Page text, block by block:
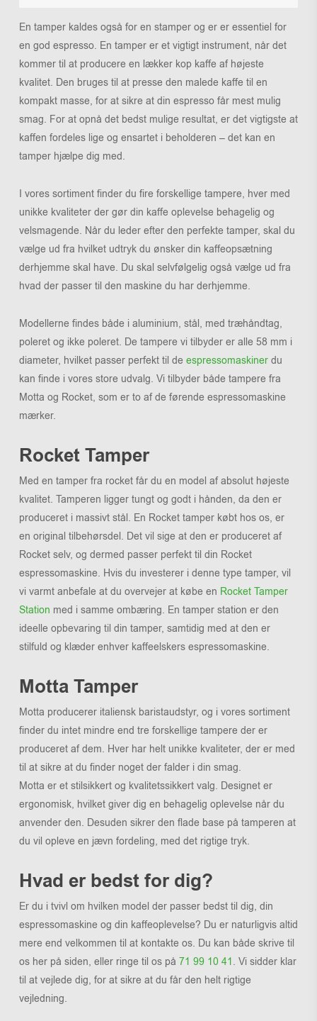
En tamper kaldes også for en stamper og er er essentiel for
en god espresso. En tamper er et vigtigt instrument, når det
kommer til at producere en lækker kop kaffe af højeste
kvalitet. Den bruges til at presse den malede kaffe til en
kompakt masse, for at sikre at din espresso får mest mulig
smag. For at opnå det bedst mulige resultat, er det vigtigste at
kaffen fordeles lige og ensartet i beholderen – det kan en
tamper hjælpe dig med.
I vores sortiment finder du fire forskellige tampere, hver med
unikke kvaliteter der gør din kaffe oplevelse behagelig og
velsmagende. Når du leder efter den perfekte tamper, skal du
vælge ud fra hvilket udtryk du ønsker din kaffeopsætning
derhjemme skal have. Du skal selvfølgelig også vælge ud fra
hvad der passer til den maskine du har derhjemme.
Modellerne findes både i aluminium, stål, med træhåndtag,
poleret og ikke poleret. De tampere vi tilbyder er alle 58 mm i
diameter, hvilket passer perfekt til de espressomaskinerdu
kan finde i vores store udvalg. Vi tilbyder både tampere fra
Motta og Rocket, som er to af de førende espressomaskine
mærker.
Rocket Tamper
Med en tamper fra rocket får du en model af absolut højeste
kvalitet. Tamperen ligger tungt og godt i hånden, da den er
produceret i massivt stål. En Rocket tamper købt hos os, er
en original tilbehørsdel. Det vil sige at den er produceret af
Rocket selv, og dermed passer perfekt til din Rocket
espressomaskine. Hvis du investerer i denne type tamper, vil
vi varmt anbefale at du overvejer at købe en Rocket Tamper
Station med i samme ombæring. En tamper station er den
ideelle opbevaring til din tamper, samtidig med at den er
stilfuld og klæder enhver kaffeelskers espressomaskine.
Motta Tamper
Motta producerer italiensk baristaudstyr, og i vores sortiment
finder du intet mindre end tre forskellige tampere der er
produceret af dem. Hver har helt unikke kvaliteter, der er med
til at sikre at du finder noget der falder i din smag.
Motta er et stilsikkert og kvalitetssikkert valg. Designet er
ergonomisk, hvilket giver dig en behagelig oplevelse når du
anvender den. Desuden sikrer den flade base på tamperen at
du vil opleve en jævn fordeling, med det rigtige tryk.
Hvad er bedst for dig?
Er du i tvivl om hvilken model der passer bedst til dig, din
espressomaskine og din kaffeoplevelse? Du er naturligvis altid
mere end velkommen til at kontakte os. Du kan både skrive til
os her på siden, eller ringe til os på 71 99 10 41. Vi sidder klar
til at vejlede dig, for at sikre at du får den helt rigtige
vejledning.